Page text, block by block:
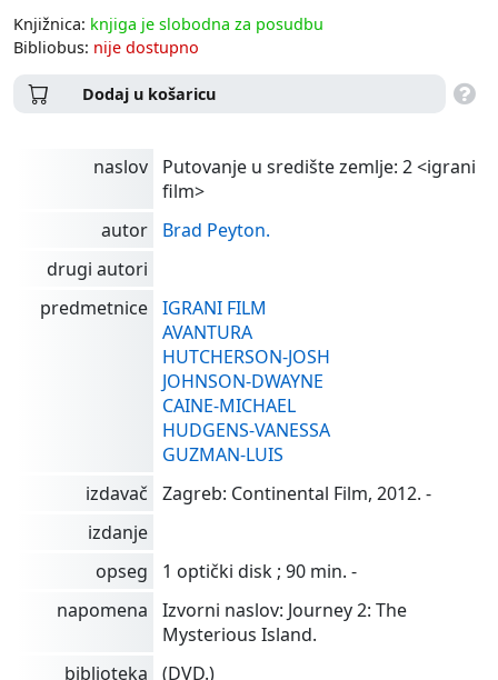
Knjižnica: knjiga je slobodna za posudbu
Bibliobus: nije dostupno
Dodaj u košaricu
naslov
Putovanje u središte zemlje: 2 <igrani
film>
autor
Brad Peyton.
drugi autori
predmetnice IGRANI FILM
AVANTURA
HUTCHERSON-JOSH
JOHNSON-DWAYNE
CAINE-MICHAEL
HUDGENS-VANESSA
GUZMAN-LUIS
izdavač
Zagreb: Continental Film, 2012. -
izdanje
opseg
1 optički disk ; 90 min. -
napomena
Izvorni naslov: Journey 2: The
Mysterious Island.
biblioteka
(DVD.)